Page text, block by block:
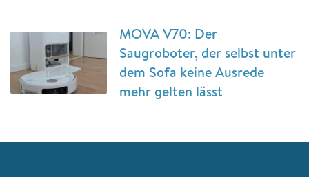
MOVA V70: Der
Saugroboter, der selbst unter
dem Sofa keine Ausrede
mehr gelten lässt